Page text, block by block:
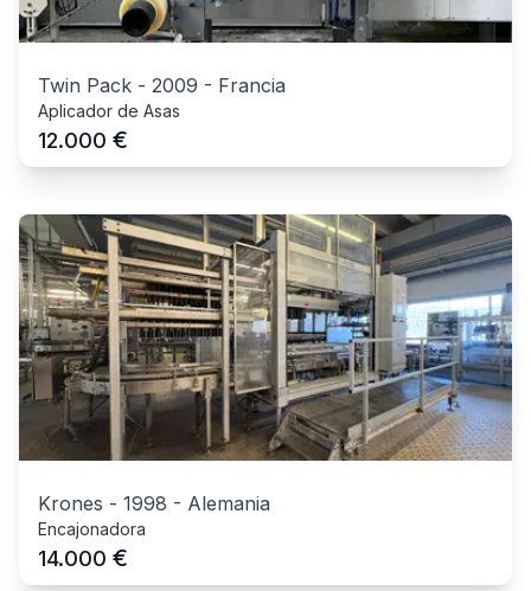
Twin Pack - 2009 - Francia
Aplicador de Asas
12.000 €
Krones - 1998 - Alemania
Encajonadora
14.000 €